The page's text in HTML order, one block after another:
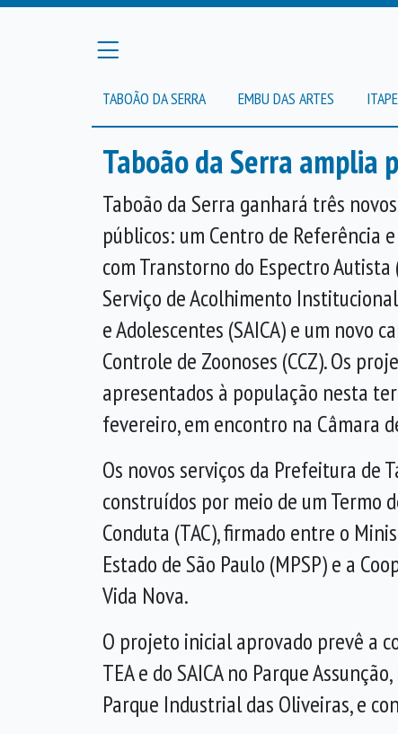
TABOÃO DA SERRA EMBU DAS ARTES
Taboão da Serra amplia
Taboão da Serra ganhará três
públicos: um Centro de Referência
com Transtorno do Espectro Autista
Serviço de Acolhimento
e Adolescentes (SAICA) e um novo
Controle de Zoonoses (CCZ). Os
apresentados à população nesta
fevereiro, em encontro na Câmara
Os novos serviços da Prefeitura de
construídos por meio de um Termo
Conduta (TAC), firmado entre o
Estado de São Paulo (MPSP) e a
Vida Nova.
O projeto inicial aprovado prevê a
TEA e do SAICA no Parque
Parque Industrial das Oliveiras, e